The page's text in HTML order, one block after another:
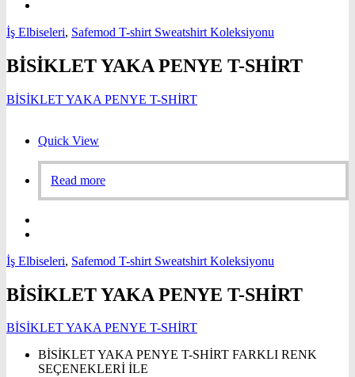
İş Elbiseleri, Safemod T-shirt Sweatshirt Koleksiyonu
BİSİKLET YAKA PENYE T-SHİRT
BİSİKLET YAKA PENYE T-SHİRT
Quick View
Read more
İş Elbiseleri, Safemod T-shirt Sweatshirt Koleksiyonu
BİSİKLET YAKA PENYE T-SHİRT
BİSİKLET YAKA PENYE T-SHİRT
BİSİKLET YAKA PENYE T-SHİRT FARKLI RENK
SEÇENEKLERİ İLE